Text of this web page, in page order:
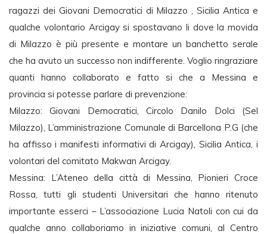
ragazzi dei Giovani Democratici di Milazzo , Sicilia Antica e
qualche volontario Arcigay si spostavano li dove la movida
di Milazzo è più presente e montare un banchetto serale
che ha avuto un successo non indifferente. Voglio ringraziare
quanti hanno collaborato e fatto si che a Messina e
provincia si potesse parlare di prevenzione:
Milazzo: Giovani Democratici, Circolo Danilo Dolci (Sel
Milazzo), L’amministrazione Comunale di Barcellona P.G (che
ha affisso i manifesti informativi di Arcigay), Sicilia Antica, i
volontari del comitato Makwan Arcigay.
Messina: L’Ateneo della città di Messina, Pionieri Croce
Rossa, tutti gli studenti Universitari che hanno ritenuto
importante esserci – L’associazione Lucia Natoli con cui da
qualche anno collaboriamo in iniziative comuni, al Centro